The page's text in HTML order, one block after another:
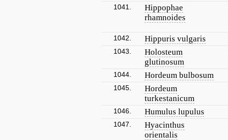
1041.
Hippophae
rhamnoides
1042. Hippuris vulgaris
1043.
Holosteum
glutinosum
1044. Hordeum bulbosum
1045.
Hordeum
turkestanicum
1046. Humulus lupulus
1047.
Hyacinthus
orientalis